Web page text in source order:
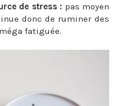
de stress : pas moyen
donc de ruminer des
fatiguée.